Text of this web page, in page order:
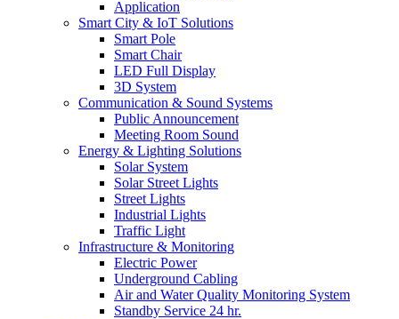
Application
Smart City & IoT Solutions
Smart Pole
Smart Chair
LED Full Display
3D System
Communication & Sound Systems
Public Announcement
Meeting Room Sound
Energy & Lighting Solutions
Solar System
Solar Street Lights
Street Lights
Industrial Lights
Traffic Light
Infrastructure & Monitoring
Electric Power
Underground Cabling
Air and Water Quality Monitoring System
Standby Service 24 hr.